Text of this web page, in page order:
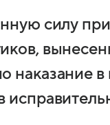
силу
наказание